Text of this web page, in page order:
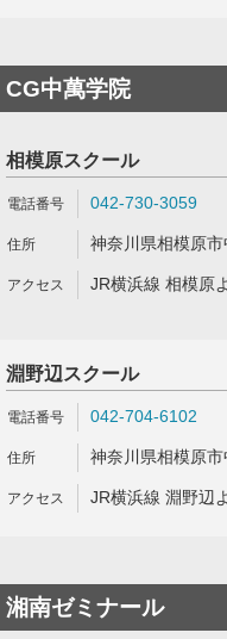
CG中萬学院
相模原スクール
042-730-3059
神奈川県相模原
JR横浜線 相模原
淵野辺スクール
042-704-6102
神奈川県相模原
JR横浜線 淵野辺
湘南ゼミナール